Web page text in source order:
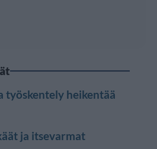
työskentely heikentää
ja itsevarmat